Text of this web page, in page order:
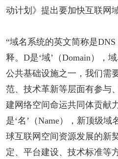
动计划》提出要加快互联网
“域名系统的英文简称是
释。D是‘域’（Domain），
公共基础设施之一，我们需
范、技术革新等层面有参与
建网络空间命运共同体贡献
是‘名’（Name），新顶级
球互联网空间资源发展的新
定、平台建设、技术标准等